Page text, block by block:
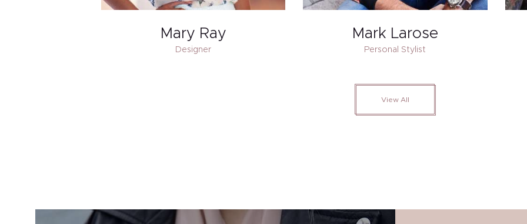
Mary Ray
Designer
Mark Larose
Personal Stylist
View All